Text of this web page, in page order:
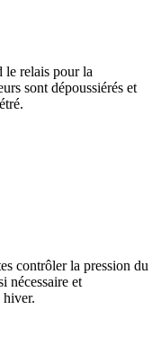
relais pour la
sont dépoussiérés et
contrôler la pression du
nécessaire et
hiver.